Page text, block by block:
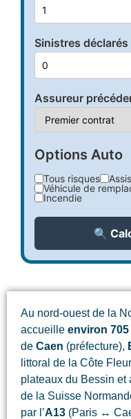
Sinistres
Assureur
Options Auto
Tous risques
Véhicule de
Incendie
🔍
Au nord-ouest de la
accueille environ
de Caen (préfecture),
littoral de la Côte
plateaux du Bessin et
de la Suisse
par l’A13 (Paris ↔